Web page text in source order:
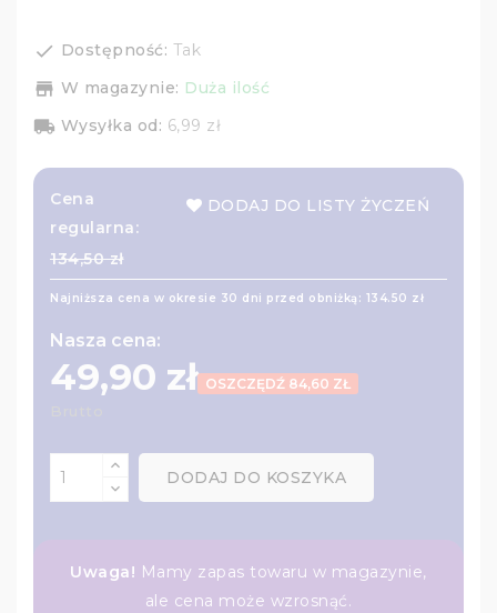
check Dostępność: Tak
store_mall_directory W magazynie: Duża ilość
local_shipping Wysyłka od: 6,99 zł
Cena
regularna:
134,50 zł
DODAJ DO LISTY ŻYCZEŃ
Najniższa cena w okresie 30 dni przed obniżką: 134.50 zł
Nasza cena:
49,90 zł OSZCZĘDŹ 84,60 ZŁ
DODAJ DO KOSZYKA
Uwaga! Mamy zapas towaru w magazynie,
ale cena może wzrosnąć.